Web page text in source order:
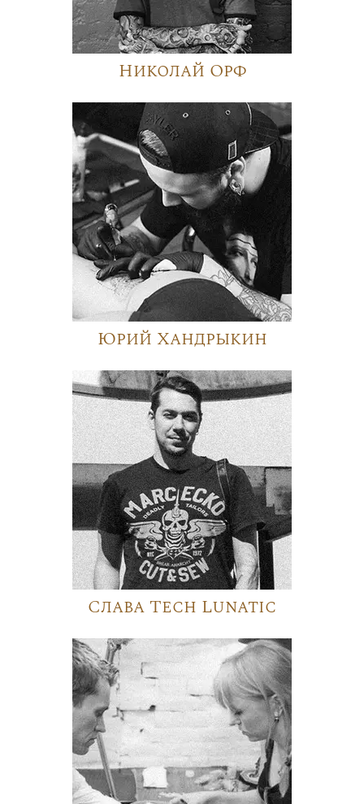
Николай Орф
Юрий Хандрыкин
Слава Tech Lunatic